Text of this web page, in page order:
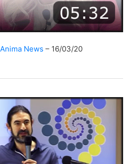
Anima News 16/03/20